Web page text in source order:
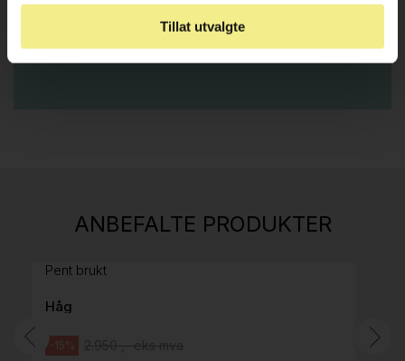
Tillat utvalgte
ANBEFALTE PRODUKTER
H05 5600 Swingback-armlene Mørk
Pent brukt
Håg
-15%